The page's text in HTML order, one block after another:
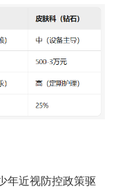
年近视防控政策驱